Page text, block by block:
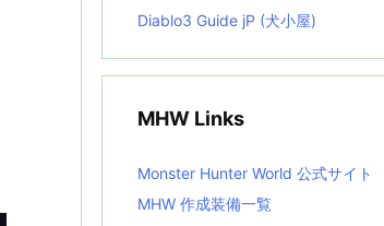
Diablo3 Guide jP (犬小屋)
MHW Links
Monster Hunter World 公式サイト
MHW 作成装備一覧